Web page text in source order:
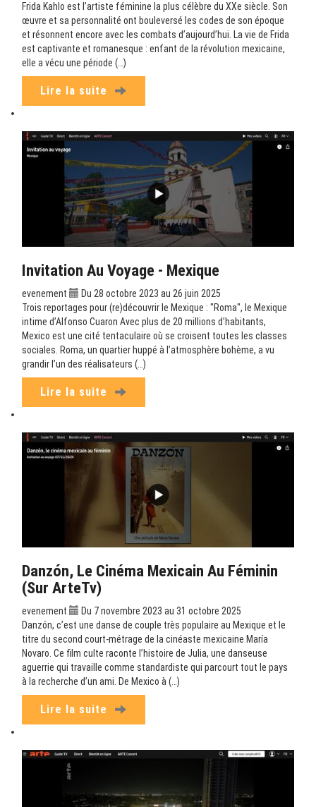
Frida Kahlo est l’artiste féminine la plus célèbre du XXe siècle. Son
œuvre et sa personnalité ont bouleversé les codes de son époque
et résonnent encore avec les combats d’aujourd’hui. La vie de Frida
est captivante et romanesque : enfant de la révolution mexicaine,
elle a vécu une période (…)
Lire la suite
Invitation Au Voyage - Mexique
evenement
Du 28 octobre 2023 au 26 juin 2025
Trois reportages pour (re)découvrir le Mexique : "Roma", le Mexique
intime d’Alfonso Cuaron Avec plus de 20 millions d’habitants,
Mexico est une cité tentaculaire où se croisent toutes les classes
sociales. Roma, un quartier huppé à l’atmosphère bohème, a vu
grandir l’un des réalisateurs (…)
Lire la suite
Danzón, Le Cinéma Mexicain Au Féminin
(sur ArteTv)
evenement
Du 7 novembre 2023 au 31 octobre 2025
Danzón, c’est une danse de couple très populaire au Mexique et le
titre du second court-métrage de la cinéaste mexicaine María
Novaro. Ce film culte raconte l’histoire de Julia, une danseuse
aguerrie qui travaille comme standardiste qui parcourt tout le pays
à la recherche d’un ami. De Mexico à (…)
Lire la suite